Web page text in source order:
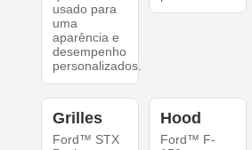
usado para
uma
aparência e
desempenho
personalizados.
Grilles
Ford™ STX
Hood
Ford™ F-